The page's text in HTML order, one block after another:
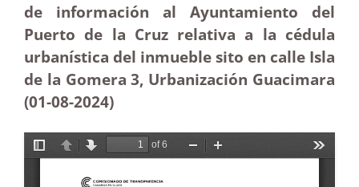
de información al Ayuntamiento del
Puerto de la Cruz relativa a la cédula
urbanística del inmueble sito en calle Isla
de la Gomera 3, Urbanización Guacimara
(01-08-2024)